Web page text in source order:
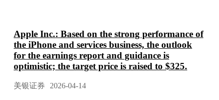
Apple Inc.: Based on the strong performance of
the iPhone and services business, the outlook
for the earnings report and guidance is
optimistic; the target price is raised to $325.
美银证券 2026-04-14